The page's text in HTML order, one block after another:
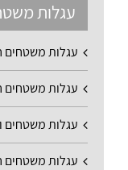
עגלות
עגלות משטחים
עגלות משטחים
עגלות משטחים
עגלות